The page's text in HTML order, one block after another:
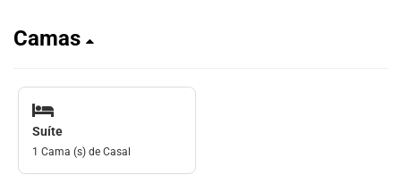
Camas
Suíte
1 Cama (s) de Casal